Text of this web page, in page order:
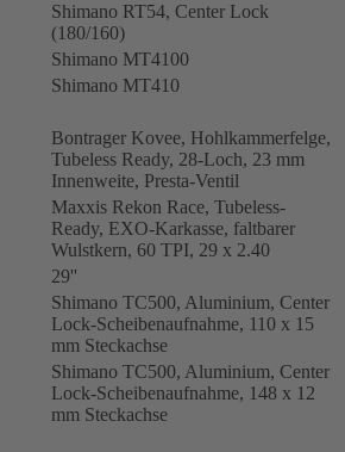
Shimano RT54, Center Lock
(180/160)
Shimano MT4100
Shimano MT410
Bontrager Kovee, Hohlkammerfelge,
Tubeless Ready, 28-Loch, 23 mm
Innenweite, Presta-Ventil
Maxxis Rekon Race, Tubeless-
Ready, EXO-Karkasse, faltbarer
Wulstkern, 60 TPI, 29 x 2.40
29''
Shimano TC500, Aluminium, Center
Lock-Scheibenaufnahme, 110 x 15
mm Steckachse
Shimano TC500, Aluminium, Center
Lock-Scheibenaufnahme, 148 x 12
mm Steckachse